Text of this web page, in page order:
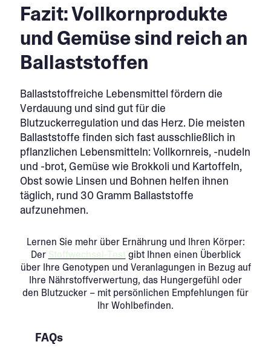
Fazit: Vollkornprodukte
und Gemüse sind reich an
Ballaststoffen
Ballaststoffreiche Lebensmittel fördern die
Verdauung und sind gut für die
Blutzuckerregulation und das Herz. Die meisten
Ballaststoffe finden sich fast ausschließlich in
pflanzlichen Lebensmitteln: Vollkornreis, -nudeln
und -brot, Gemüse wie Brokkoli und Kartoffeln,
Obst sowie Linsen und Bohnen helfen ihnen
täglich, rund 30 Gramm Ballaststoffe
aufzunehmen.
Lernen Sie mehr über Ernährung und Ihren Körper:
Der Stoffwechsel-Test gibt Ihnen einen Überblick
über Ihre Genotypen und Veranlagungen in Bezug auf
Ihre Nährstoffverwertung, das Hungergefühl oder
den Blutzucker – mit persönlichen Empfehlungen für
Ihr Wohlbefinden.
FAQs